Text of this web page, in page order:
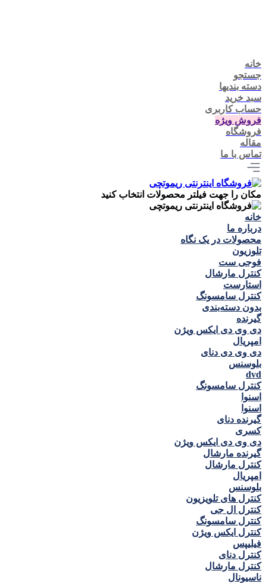
خانه
جستجو
دسته بندیها
سبد خرید
حساب کاربری
فروش ویژه
فروشگاه
مقاله
تماس با ما
مکان را جهت فیلتر محصولات انتخاب کنید
خانه
درباره ما
محصولات در یک نگاه
تلوزيون
فوجی ست
کنترل مارشال
استارست
کنترل سامسونگ
بدون دسته‌بندی
گيرنده
دی وی دی ايكس ويژن
امپريال
دی وی دی دنای
بلوسنس
dvd
کنترل سامسونگ
اسنوا
اسنوا
گیرنده دنای
كسری
دی وی دی ايكس ويژن
گیرنده مارشال
کنترل مارشال
امپريال
بلوسنس
کنترل های تلویزیون
کنترل ال جی
کنترل سامسونگ
کنترل ايكس ويژن
فيليپس
کنترل دنای
کنترل مارشال
ناسيونال